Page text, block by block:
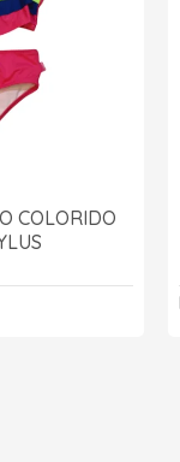
COLORIDO